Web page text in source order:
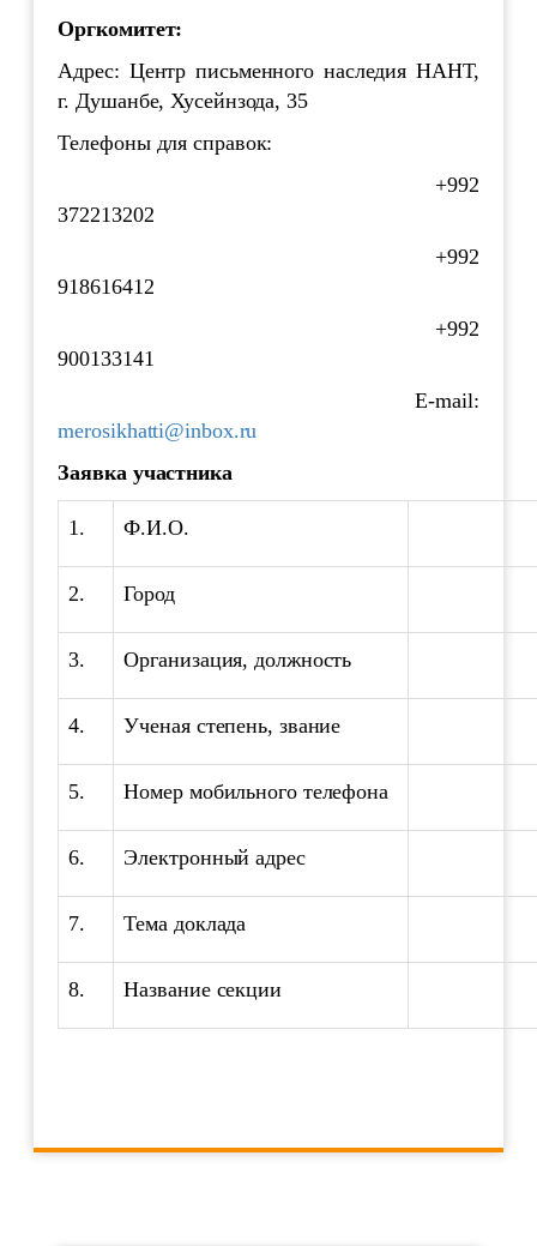
Оргкомитет:
Адрес: Центр письменного наследия НАНТ,
г. Душанбе, Хусейнзода, 35
Телефоны для справок:
+992
372213202
+992
918616412
+992
900133141
E-mail:
merosikhatti@inbox.ru
Заявка участника
1. Ф.И.О.
2. Город
3. Организация, должность
4. Ученая степень, звание
5. Номер мобильного телефона
6. Электронный адрес
7. Тема доклада
8. Название секции